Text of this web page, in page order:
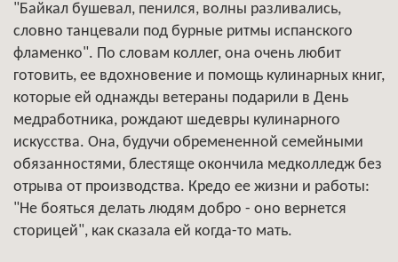
"Байкал бушевал, пенился, волны разливались,
словно танцевали под бурные ритмы испанского
фламенко". По словам коллег, она очень любит
готовить, ее вдохновение и помощь кулинарных книг,
которые ей однажды ветераны подарили в День
медработника, рождают шедевры кулинарного
искусства. Она, будучи обремененной семейными
обязанностями, блестяще окончила медколледж без
отрыва от производства. Кредо ее жизни и работы:
"Не бояться делать людям добро - оно вернется
сторицей", как сказала ей когда-то мать.